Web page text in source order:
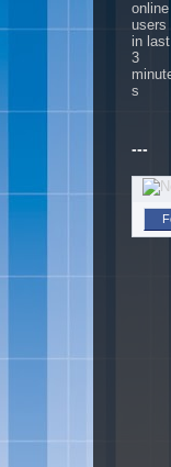
---